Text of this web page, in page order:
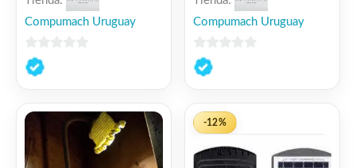
Compumach Uruguay
0
de
Compumach Uruguay
0
de
-12%